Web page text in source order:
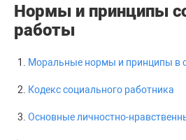
Нормы и принципы
работы
Моральные нормы и принципы в
Кодекс социального работника
Основные личностно-